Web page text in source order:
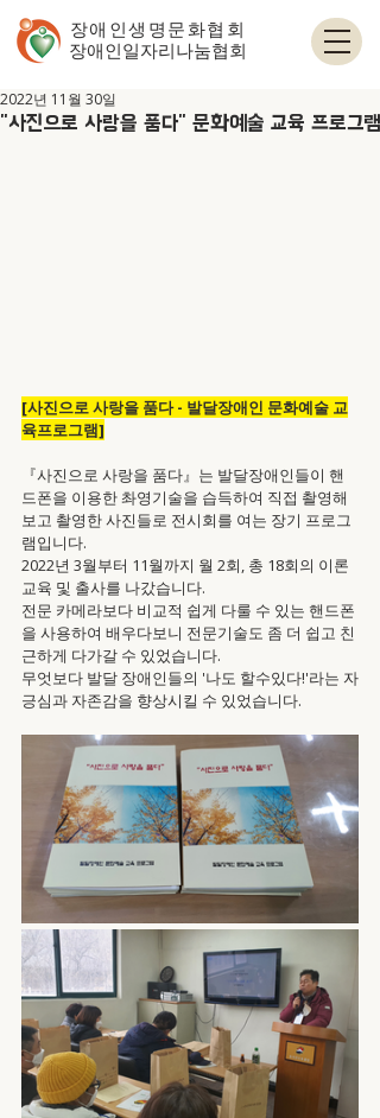
장애인생명문화협회
​장애인일자리나눔협회
"사진으로 사랑을 품다" 문화예술 교육 프로그램
2022년 11월 30일
[사진으로 사랑을 품다 - 발달장애인 문화예술 교
육프로그램]
『사진으로 사랑을 품다』는 발달장애인들이 핸
드폰을 이용한 촤영기술을 습득하여 직접 촬영해
보고 촬영한 사진들로 전시회를 여는 장기 프로그
램입니다.
2022년 3월부터 11월까지 월 2회, 총 18회의 이론
교육 및 출사를 나갔습니다.
전문 카메라보다 비교적 쉽게 다룰 수 있는 핸드폰
을 사용하여 배우다보니 전문기술도 좀 더 쉽고 친
근하게 다가갈 수 있었습니다.
무엇보다 발달 장애인들의 '나도 할수있다!'라는 자
긍심과 자존감을 향상시킬 수 있었습니다.